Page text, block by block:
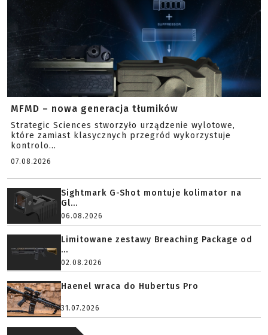
MFMD – nowa generacja tłumików
Strategic Sciences stworzyło urządzenie wylotowe,
które zamiast klasycznych przegród wykorzystuje
kontrolo...
07.08.2026
Sightmark G-Shot montuje kolimator na
Gl...
06.08.2026
Limitowane zestawy Breaching Package od
...
02.08.2026
Haenel wraca do Hubertus Pro
31.07.2026